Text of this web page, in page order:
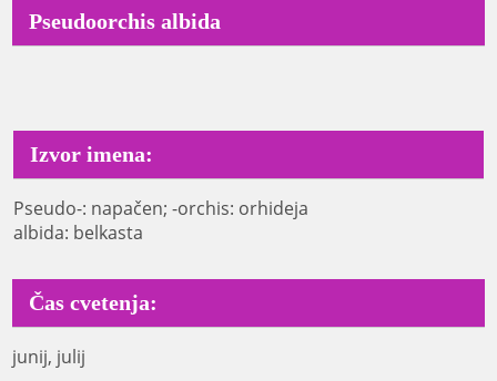
Pseudoorchis albida
Izvor imena:
Pseudo-: napačen; -orchis: orhideja
albida: belkasta
Čas cvetenja:
junij, julij